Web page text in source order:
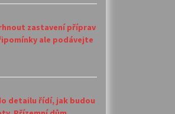
zastavení příprav
ale podávejte
detailu řídí, jak budou